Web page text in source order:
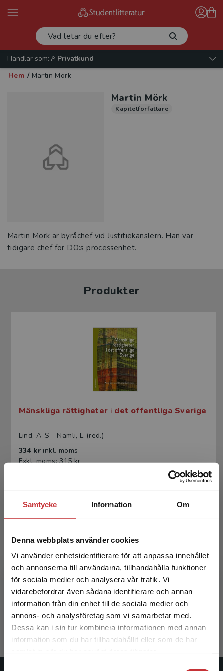
Samtycke Information Om
Denna webbplats använder cookies
Vi använder enhetsidentifierare för att anpassa innehållet
och annonserna till användarna, tillhandahålla funktioner
för sociala medier och analysera vår trafik. Vi
vidarebefordrar även sådana identifierare och annan
information från din enhet till de sociala medier och
annons- och analysföretag som vi samarbetar med.
Dessa kan i sin tur kombinera informationen med annan
information som du har tillhandahållit eller som de har
Begränsad fraktregion
Det verkar som att du besöker
studentlitteratur.se via en enhet utanför Sverige.
Vi erbjuder inte leveranser utanför Sverige. För
Handlar som:
Privatkund
Hem / Martin Mörk
Martin Mörk
Kapitelförfattare
Martin Mörk är byråchef vid Justitiekanslern. Han var
tidigare chef för DO:s processenhet.
Produkter
Mänskliga rättigheter i det offentliga Sverige
Lind, A-S - Namli, E (red.)
334 kr inkl. moms
Exkl. moms: 315 kr
Mänskliga rättigheter i det offentliga Sverige
Lind, A-S - Namli, E (red.)
208 krinkl. moms
Exkl. moms: 196 kr